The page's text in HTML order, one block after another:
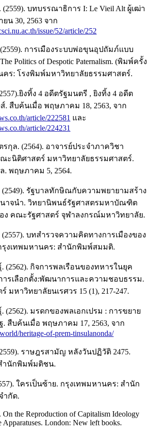
บทบรรณาธิการ I: Le Vieil Alt ผู้เฒ่า
น 30, 2563 จาก
issue/52/article/252
การเมืองระบบพ่อขุนอุปถัมภ์แบบ
Politics of Despotic Paternalism. (พิมพ์ครั้ง
คร: โรงพิมพ์มหาวิทยาลัยธรรมศาสตร์.
ยิงทิ้ง 4 อดีตรัฐมนตรี , ยิงทิ้ง 4 อดีต
. สืบค้นเมื่อ พฤษภาคม 18, 2563, จาก
article/222581 และ
article/224231
กุล. (2564). อาจารย์ประจำภาควิชา
ะนิติศาสตร์ มหาวิทยาลัยธรรมศาสตร์.
พฤษภาคม 5, 2564.
รัฐบาลทักษิณกับความพยายามสร้าง
าจนำ. วิทยานิพนธ์รัฐศาสตรมหาบัณฑิต
ง คณะรัฐศาสตร์ จุฬาลงกรณ์มหาวิทยาลัย.
บทสำรวจความคิดทางการเมืองของ
งเทพมหานคร: สำนักพิมพ์สมมติ.
(2562). กิจการพลเรือนของทหารในยุค
ารเลือกตั้ง:พัฒนาการและความชอบธรรม.
มหาวิทยาลัยนเรศวร 15 (1), 217-247.
มรดกของพลเอกเปรม : การขยาย
สืบค้นเมื่อ พฤษภาคม 17, 2563, จาก
heritage-of-prem-tinsulanonda/
ราษฎรสามัญ หลังวันปฏิวัติ 2475.
ำนักพิมพ์มติชน.
ใครเป็นซ้าย. กรุงเทพมหานคร: สำนัก
ำกัด.
On the Reproduction of Capitalism Ideology
Apparatuses. London: New left books.